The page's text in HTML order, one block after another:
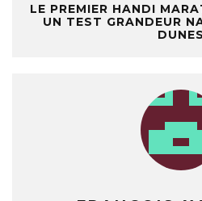
LE PREMIER HANDI
UN TEST GRANDEUR
DUNES